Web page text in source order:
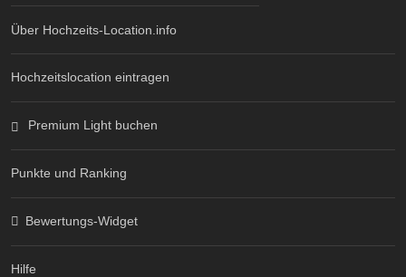
Über Hochzeits-Location.info
Hochzeitslocation eintragen
Premium Light buchen
Punkte und Ranking
Bewertungs-Widget
Hilfe